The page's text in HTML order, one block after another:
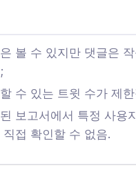
볼 수 있지만 댓글은
수 있는 트윗 수가 제
보고서에서 특정 사용
직접 확인할 수 없음.